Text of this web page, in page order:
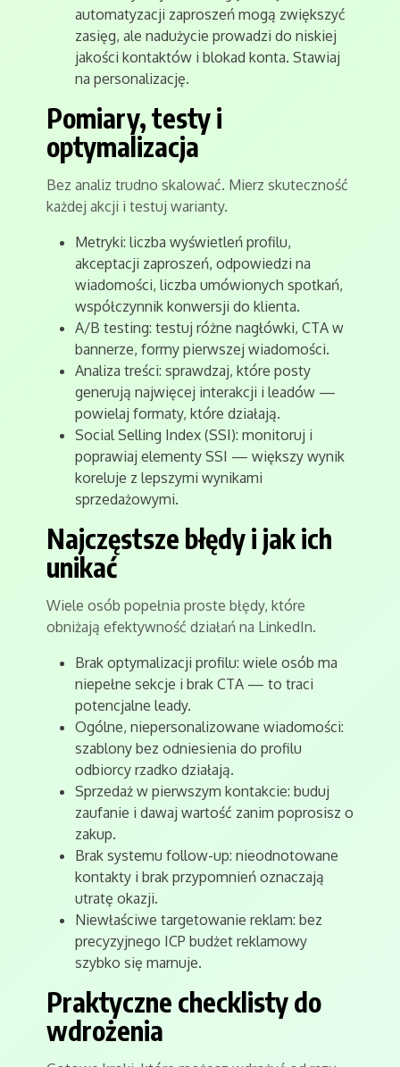
automatyzacji zaproszeń mogą zwiększyć
zasięg, ale nadużycie prowadzi do niskiej
jakości kontaktów i blokad konta. Stawiaj
na personalizację.
Pomiary, testy i
optymalizacja
Bez analiz trudno skalować. Mierz skuteczność
każdej akcji i testuj warianty.
Metryki: liczba wyświetleń profilu,
akceptacji zaproszeń, odpowiedzi na
wiadomości, liczba umówionych spotkań,
współczynnik konwersji do klienta.
A/B testing: testuj różne nagłówki, CTA w
bannerze, formy pierwszej wiadomości.
Analiza treści: sprawdzaj, które posty
generują najwięcej interakcji i leadów —
powielaj formaty, które działają.
Social Selling Index (SSI): monitoruj i
poprawiaj elementy SSI — większy wynik
koreluje z lepszymi wynikami
sprzedażowymi.
Najczęstsze błędy i jak ich
unikać
Wiele osób popełnia proste błędy, które
obniżają efektywność działań na LinkedIn.
Brak optymalizacji profilu: wiele osób ma
niepełne sekcje i brak CTA — to traci
potencjalne leady.
Ogólne, niepersonalizowane wiadomości:
szablony bez odniesienia do profilu
odbiorcy rzadko działają.
Sprzedaż w pierwszym kontakcie: buduj
zaufanie i dawaj wartość zanim poprosisz o
zakup.
Brak systemu follow-up: nieodnotowane
kontakty i brak przypomnień oznaczają
utratę okazji.
Niewłaściwe targetowanie reklam: bez
precyzyjnego ICP budżet reklamowy
szybko się marnuje.
Praktyczne checklisty do
wdrożenia